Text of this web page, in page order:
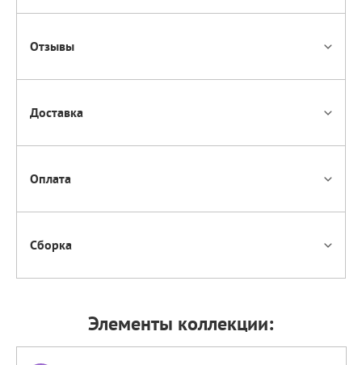
Отзывы
Доставка
Оплата
Сборка
Элементы коллекции: